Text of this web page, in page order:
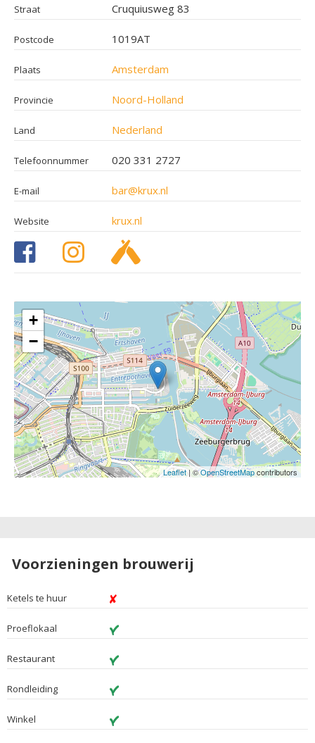
Straat Cruquiusweg 83
Postcode 1019AT
Plaats Amsterdam
Provincie Noord-Holland
Land Nederland
Telefoonnummer 020 331 2727
E-mail bar@krux.nl
Website krux.nl
+
−
Leaflet| ©OpenStreetMapcontributors
Voorzieningen brouwerij
Ketels te huur
Proeflokaal
Restaurant
Rondleiding
Winkel